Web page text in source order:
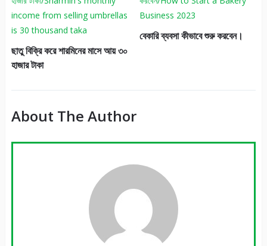
ছাতু বিক্রি করে শারমিনের মাসে আয় ৩০
হাজার টাকা
বেকারি ব্যবসা কীভাবে শুরু করবেন।
About The Author